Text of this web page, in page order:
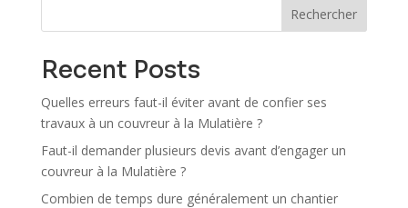
e
:
Rechercher
Recent Posts
Quelles erreurs faut-il éviter avant de confier ses
travaux à un couvreur à la Mulatière ?
Faut-il demander plusieurs devis avant d’engager un
couvreur à la Mulatière ?
Combien de temps dure généralement un chantier